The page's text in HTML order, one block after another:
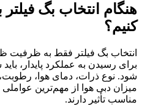
هنگام انتخاب بگ
کنیم؟
انتخاب بگ فیلتر فقط به ظرفیت
برای رسیدن به عملکرد پایدار،
شود. نوع ذرات، دمای هوا،
میزان دبی هوا از مهم‌ترین
مناسب تأثیر دارند.